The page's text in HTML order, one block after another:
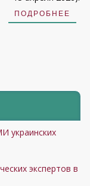
ПОДРОБНЕЕ
украинских
экспертов в